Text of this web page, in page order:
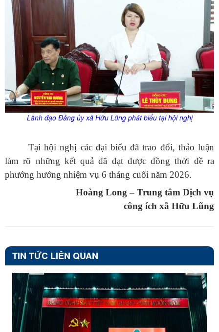
Lãnh đạo Đảng ủyxã Hữu Lũng phát biểu tại hội nghị
Tại hội nghị các đại biểu đã trao đổi, thảo luận
làm rõ những kết quả đã đạt được đồng thời đề ra
phướng hướng nhiệm vụ 6 tháng cuối năm 2026.
Hoàng Long – Trung tâm Dịch vụ
công ích xã Hữu Lũng
TIN TỨC LIÊN QUAN